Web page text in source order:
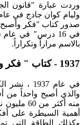
وردت عبارة "قانون
صدور كتاب "فكر وأصبح
بالاسم مراراً وتكراراً.
1937 - كتاب " فكر وأصبح ثريا ً"
في عام
والذي أصبح واحداً من
منه أكثر
أهمية السيطرة على
وكذلك الطاقة التي